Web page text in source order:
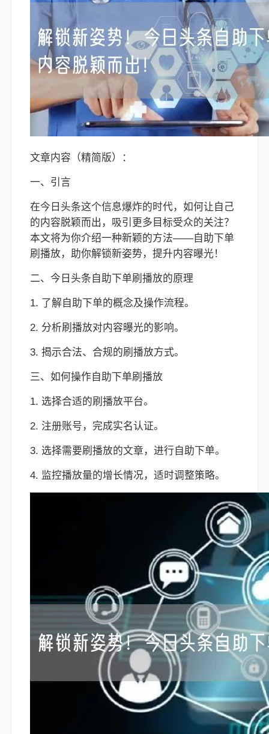
文章内容（精简版）：
一、引言
在今日头条这个信息爆炸的时代，如何让自己
的内容脱颖而出，吸引更多目标受众的关注？
本文将为你介绍一种新颖的方法——自助下单
刷播放，助你解锁新姿势，提升内容曝光！
二、今日头条自助下单刷播放的原理
1. 了解自助下单的概念及操作流程。
2. 分析刷播放对内容曝光的影响。
3. 揭示合法、合规的刷播放方式。
三、如何操作自助下单刷播放
1. 选择合适的刷播放平台。
2. 注册账号，完成实名认证。
3. 选择需要刷播放的文章，进行自助下单。
4. 监控播放量的增长情况，适时调整策略。